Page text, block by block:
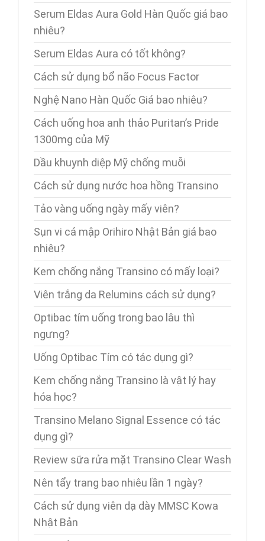
Serum Eldas Aura Gold Hàn Quốc giá bao
nhiêu?
Serum Eldas Aura có tốt không?
Cách sử dụng bổ não Focus Factor
Nghệ Nano Hàn Quốc Giá bao nhiêu?
Cách uống hoa anh thảo Puritan’s Pride
1300mg của Mỹ
Dầu khuynh diệp Mỹ chống muỗi
Cách sử dụng nước hoa hồng Transino
Tảo vàng uống ngày mấy viên?
Sụn vi cá mập Orihiro Nhật Bản giá bao
nhiêu?
Kem chống nắng Transino có mấy loại?
Viên trắng da Relumins cách sử dụng?
Optibac tím uống trong bao lâu thì
ngưng?
Uống Optibac Tím có tác dụng gì?
Kem chống nắng Transino là vật lý hay
hóa học?
Transino Melano Signal Essence có tác
dụng gì?
Review sữa rửa mặt Transino Clear Wash
Nên tẩy trang bao nhiêu lần 1 ngày?
Cách sử dụng viên dạ dày MMSC Kowa
Nhật Bản